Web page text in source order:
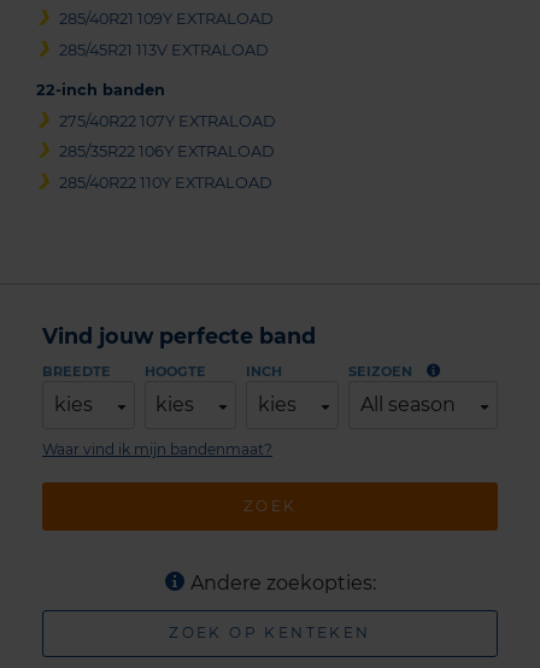
285/40R21 109Y EXTRALOAD
285/45R21 113V EXTRALOAD
22-inch banden
275/40R22 107Y EXTRALOAD
285/35R22 106Y EXTRALOAD
285/40R22 110Y EXTRALOAD
Vind jouw perfecte band
BREEDTE
kies
HOOGTE
kies
INCH
kies
SEIZOEN
All season
ZOEK
Waar vind ik mijn bandenmaat?
Andere zoekopties:
ZOEK OP KENTEKEN